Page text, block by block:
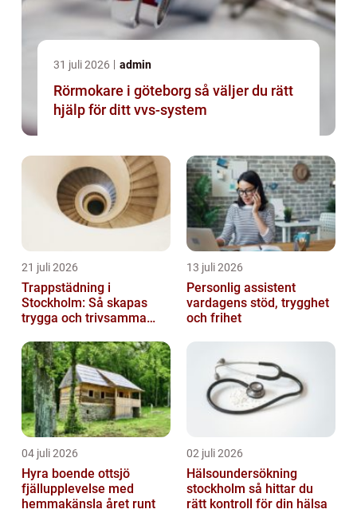
31 juli 2026 admin
Rörmokare i göteborg så väljer du rätt
hjälp för ditt vvs-system
21 juli 2026
Trappstädning i
Stockholm: Så skapas
trygga och trivsamma
13 juli 2026
Personlig assistent
vardagens stöd, trygghet
och frihet
04 juli 2026
Hyra boende ottsjö
fjällupplevelse med
hemmakänsla året runt
02 juli 2026
Hälsoundersökning
stockholm så hittar du
rätt kontroll för din hälsa